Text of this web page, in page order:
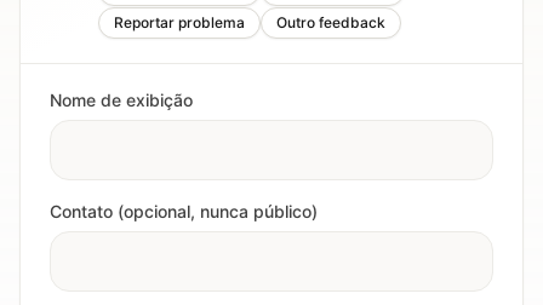
Reportar problema
Outro feedback
Nome de exibição
Contato (opcional, nunca público)